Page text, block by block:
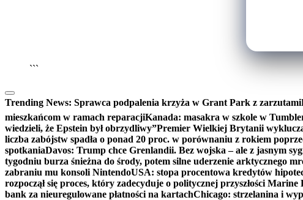
```
Trending News: Sprawca podpalenia krzyża w Grant Park z zarzutami
mieszkańcom w ramach reparacjiKanada: masakra w szkole w
wiedzieli, że Epstein był obrzydliwy”Premier Wielkiej Brytanii
liczba zabójstw spadła o ponad 20 proc. w porównaniu z rokiem
spotkaniaDavos: Trump chce Grenlandii. Bez wojska – ale z jasnym
tygodniu burza śnieżna do środy, potem silne uderzenie arktycznego
zabraniu mu konsoli NintendoUSA: stopa procentowa kredytów
rozpoczął się proces, który zadecyduje o politycznej przyszłości Marine
bank za nieuregulowane płatności na kartachChicago: strzelanina i